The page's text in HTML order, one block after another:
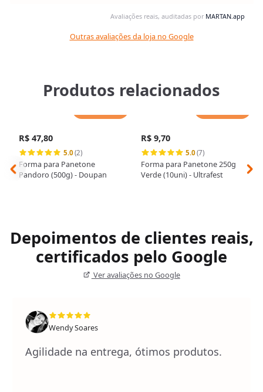
Avaliações reais, auditadas por MARTAN.app
Outras avaliações da loja no Google
Produtos relacionados
R$ 47,80
5.0(2)
Forma para Panetone
Pandoro (500g) - Doupan
R$ 9,70
5.0(7)
Forma para Panetone 250g
Verde (10uni) - Ultrafest
Depoimentos de clientes reais,
certificados pelo Google
Ver avaliações no Google
Wendy Soares
Agilidade na entrega, ótimos produtos.